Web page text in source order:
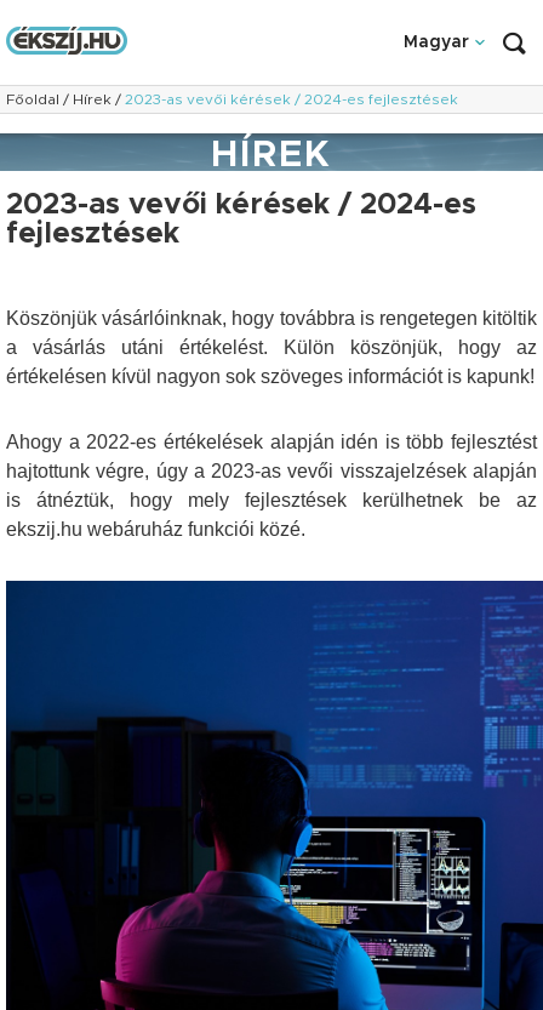
Magyar
Főoldal / Hírek / 2023-as vevői kérések / 2024-es fejlesztések
HÍREK
2023-as vevői kérések / 2024-es
fejlesztések
Köszönjük vásárlóinknak, hogy továbbra is rengetegen kitöltik
a vásárlás utáni értékelést. Külön köszönjük, hogy az
értékelésen kívül nagyon sok szöveges információt is kapunk!
Ahogy a 2022-es értékelések alapján idén is több fejlesztést
hajtottunk végre, úgy a 2023-as vevői visszajelzések alapján
is átnéztük, hogy mely fejlesztések kerülhetnek be az
ekszij.hu webáruház funkciói közé.